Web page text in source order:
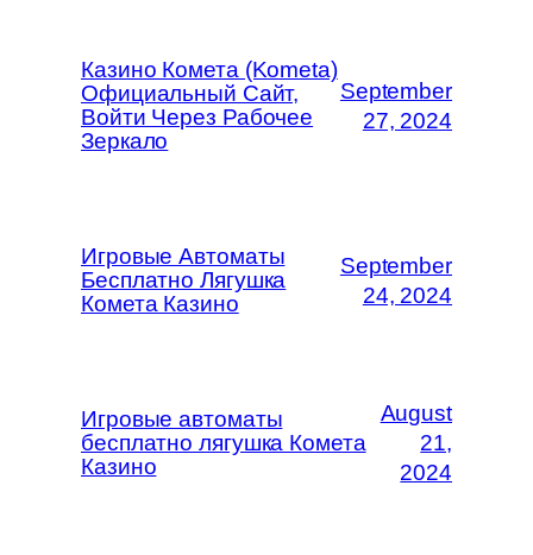
Казино Комета (Kometa)
Официальный Сайт,
Войти Через Рабочее
Зеркало
September
27, 2024
Игровые Автоматы
Бесплатно Лягушка
Комета Казино
September
24, 2024
Игровые автоматы
бесплатно лягушка Комета
Казино
August
21,
2024